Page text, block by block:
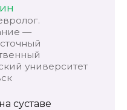
—
университет
суставе